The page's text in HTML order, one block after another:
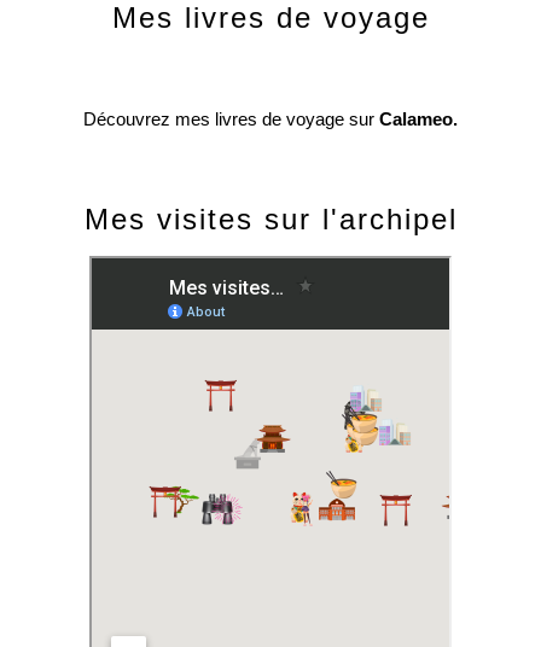
Mes livres de voyage
Découvrez mes livres de voyage sur Calameo.
Mes visites sur l'archipel